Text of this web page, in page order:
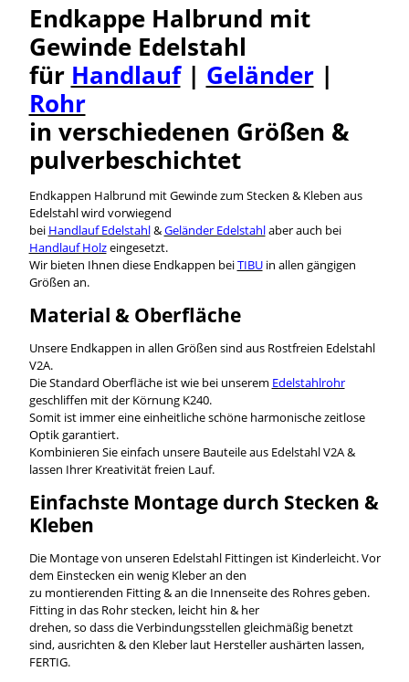
Endkappe Halbrund mit
Gewinde Edelstahl
für Handlauf| Geländer|
Rohr
in verschiedenen Größen &
pulverbeschichtet
Endkappen Halbrund mit Gewinde zum Stecken & Kleben aus
Edelstahl wird vorwiegend
bei Handlauf Edelstahl&Geländer Edelstahlaber auch bei
Handlauf Holzeingesetzt.
Wir bieten Ihnen diese Endkappen beiTIBUin allen gängigen
Größen an.
Material & Oberfläche
Unsere Endkappen in allen Größen sind aus Rostfreien Edelstahl
V2A.
Die Standard Oberfläche ist wie bei unserem Edelstahlrohr
geschliffen mit der Körnung K240.
Somit ist immer eine einheitliche schöne harmonische zeitlose
Optik garantiert.
Kombinieren Sie einfach unsere Bauteile aus Edelstahl V2A &
lassen Ihrer Kreativität freien Lauf.
Einfachste Montage durch Stecken &
Kleben
Die Montage von unseren Edelstahl Fittingen ist Kinderleicht. Vor
dem Einstecken ein wenig Kleber an den
zu montierenden Fitting & an die Innenseite des Rohres geben.
Fitting in das Rohr stecken, leicht hin & her
drehen, so dass die Verbindungsstellen gleichmäßig benetzt
sind, ausrichten & den Kleber laut Hersteller aushärten lassen,
FERTIG.